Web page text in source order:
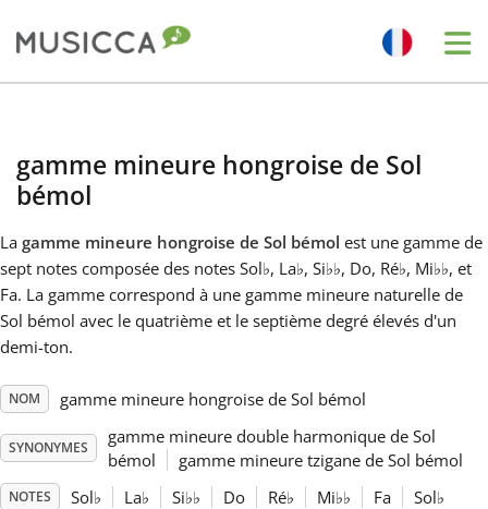
Български
Dansk
Deutsch
Español
gamme mineure hongroise de Sol
bémol
La gamme mineure hongroise de Sol bémol est une gamme de
sept notes composée des notes Sol♭, La♭, Si♭♭, Do, Ré♭, Mi♭♭, et
Fa. La gamme correspond à une gamme mineure naturelle de
Sol bémol avec le quatrième et le septième degré élevés d'un
demi-ton.
NOM gamme mineure hongroise de Sol bémol
SYNONYMES
gamme mineure double harmonique de Sol
bémol
gamme mineure tzigane de Sol bémol
NOTES Sol♭ La♭ Si♭♭ Do Ré♭ Mi♭♭ Fa Sol♭